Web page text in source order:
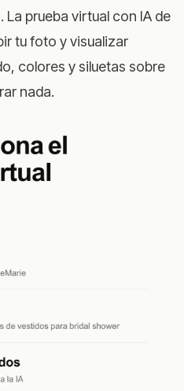
La prueba virtual con IA de
tu foto y visualizar
colores y siluetas sobre
nada.